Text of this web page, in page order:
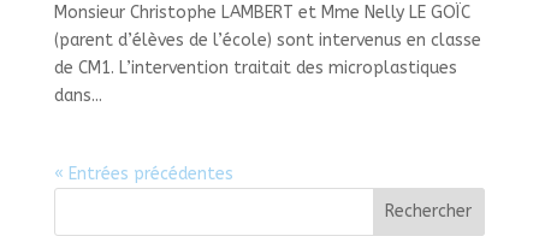
Monsieur Christophe LAMBERT et Mme Nelly LE GOÏC
(parent d’élèves de l’école) sont intervenus en classe
de CM1. L’intervention traitait des microplastiques
dans...
« Entrées précédentes